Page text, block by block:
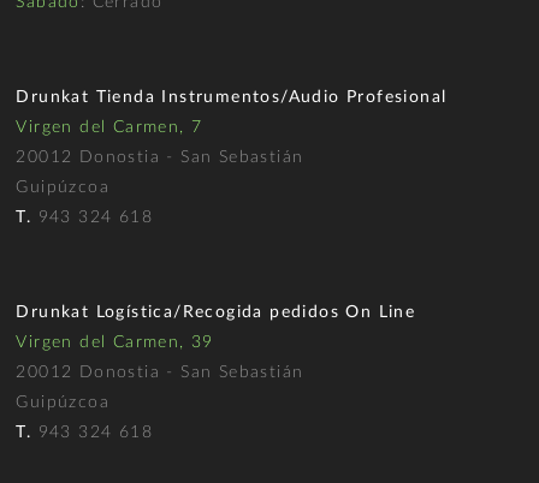
Drunkat Tienda Instrumentos/Audio Profesional
Virgen del Carmen, 7
20012 Donostia - San Sebastián
Guipúzcoa
T. 943 324 618
Drunkat Logística/Recogida pedidos On Line
Virgen del Carmen, 39
20012 Donostia - San Sebastián
Guipúzcoa
T. 943 324 618